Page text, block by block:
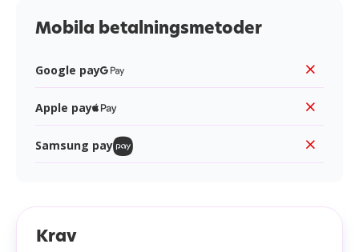
Mobila betalningsmetoder
Google pay
Apple pay
Samsung pay
Krav